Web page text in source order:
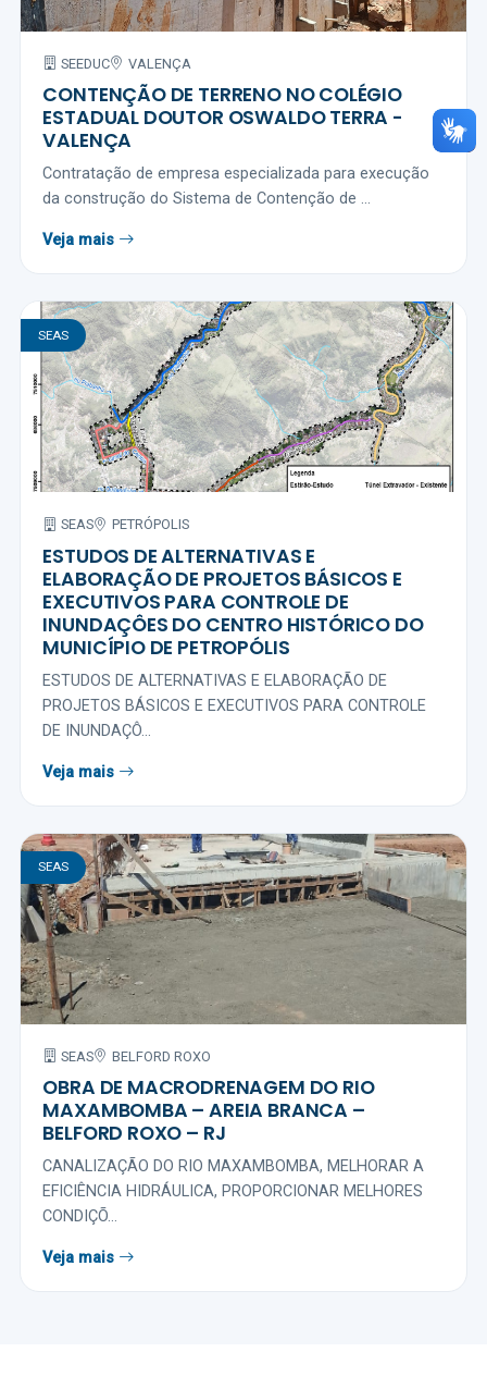
SEEDUC VALENÇA
CONTENÇÃO DE TERRENO NO COLÉGIO
ESTADUAL DOUTOR OSWALDO TERRA -
VALENÇA
Contratação de empresa especializada para execução
da construção do Sistema de Contenção de ...
Veja mais
SEAS
SEAS PETRÓPOLIS
ESTUDOS DE ALTERNATIVAS E
ELABORAÇÃO DE PROJETOS BÁSICOS E
EXECUTIVOS PARA CONTROLE DE
INUNDAÇÔES DO CENTRO HISTÓRICO DO
MUNICÍPIO DE PETROPÓLIS
ESTUDOS DE ALTERNATIVAS E ELABORAÇÃO DE
PROJETOS BÁSICOS E EXECUTIVOS PARA CONTROLE
DE INUNDAÇÔ...
Veja mais
SEAS
SEAS BELFORD ROXO
OBRA DE MACRODRENAGEM DO RIO
MAXAMBOMBA – AREIA BRANCA –
BELFORD ROXO – RJ
CANALIZAÇÃO DO RIO MAXAMBOMBA, MELHORAR A
EFICIÊNCIA HIDRÁULICA, PROPORCIONAR MELHORES
CONDIÇÕ...
Veja mais